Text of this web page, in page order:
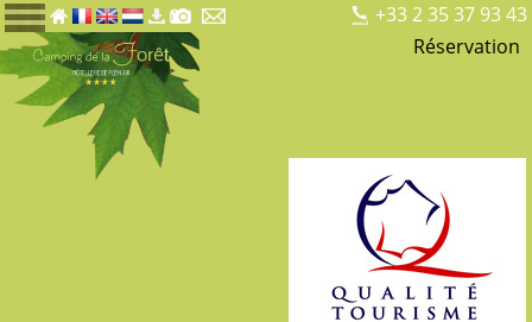
+33 2 35 37 93 43
Réservation